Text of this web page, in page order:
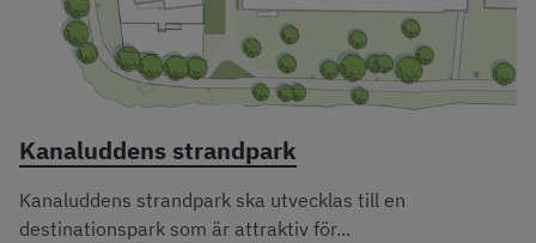
Kanaluddens strandpark
Kanaluddens strandpark ska utvecklas till en
destinationspark som är attraktiv för...